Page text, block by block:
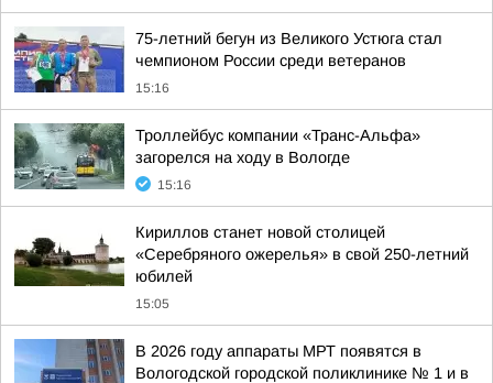
75-летний бегун из Великого Устюга стал
чемпионом России среди ветеранов
15:16
Троллейбус компании «Транс-Альфа»
загорелся на ходу в Вологде
15:16
Кириллов станет новой столицей
«Серебряного ожерелья» в свой 250-летний
юбилей
15:05
В 2026 году аппараты МРТ появятся в
Вологодской городской поликлинике № 1 и в